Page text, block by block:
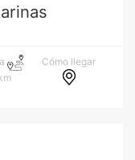
Cómo llegar